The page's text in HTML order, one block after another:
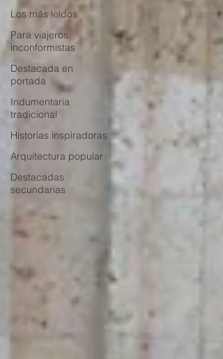
Los más leídos
Para viajeros
inconformistas
Destacada en
portada
Indumentaria
tradicional
Historias inspiradoras
Arquitectura popular
Destacadas
secundarias